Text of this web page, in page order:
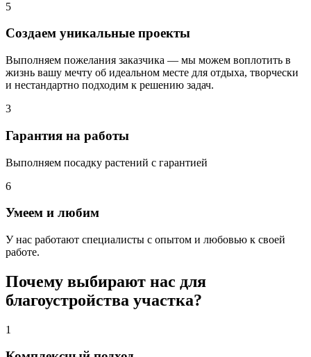
5
Создаем уникальные проекты
Выполняем пожелания заказчика — мы можем воплотить в
жизнь вашу мечту об идеальном месте для отдыха, творчески
и нестандартно подходим к решению задач.
3
Гарантия на работы
Выполняем посадку растений с гарантией
6
Умеем и любим
У нас работают специалисты с опытом и любовью к своей
работе.
Почему выбирают нас для
благоустройства участка?
1